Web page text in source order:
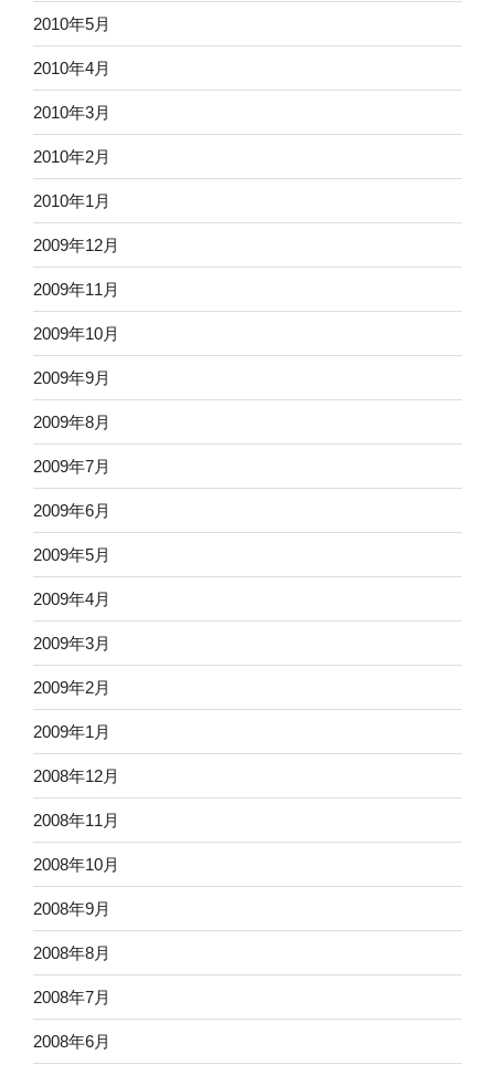
2010年5月
2010年4月
2010年3月
2010年2月
2010年1月
2009年12月
2009年11月
2009年10月
2009年9月
2009年8月
2009年7月
2009年6月
2009年5月
2009年4月
2009年3月
2009年2月
2009年1月
2008年12月
2008年11月
2008年10月
2008年9月
2008年8月
2008年7月
2008年6月